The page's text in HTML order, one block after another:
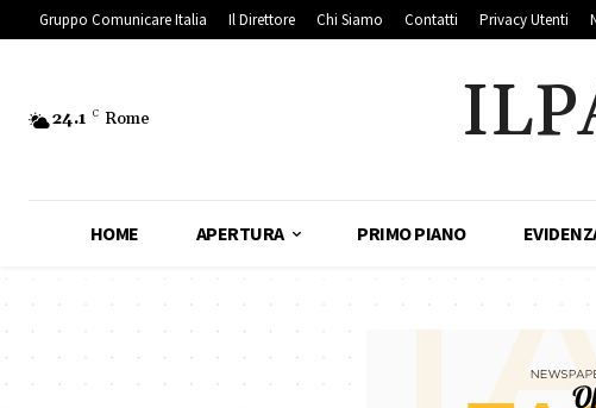
Gruppo Comunicare Italia Il Direttore Chi Siamo Contatti Privacy Utenti
24.1 C Rome
HOME APERTURA PRIMO PIANO